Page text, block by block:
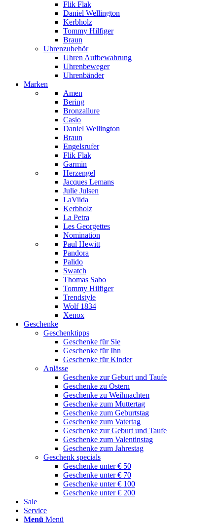
Flik Flak
Daniel Wellington
Kerbholz
Tommy Hilfiger
Braun
Uhrenzubehör
Uhren Aufbewahrung
Uhrenbeweger
Uhrenbänder
Marken
Amen
Bering
Bronzallure
Casio
Daniel Wellington
Braun
Engelsrufer
Flik Flak
Garmin
Herzengel
Jacques Lemans
Julie Julsen
LaViida
Kerbholz
La Petra
Les Georgettes
Nomination
Paul Hewitt
Pandora
Palido
Swatch
Thomas Sabo
Tommy Hilfiger
Trendstyle
Wolf 1834
Xenox
Geschenke
Geschenktipps
Geschenke für Sie
Geschenke für Ihn
Geschenke für Kinder
Anlässe
Geschenke zur Geburt und Taufe
Geschenke zu Ostern
Geschenke zu Weihnachten
Geschenke zum Muttertag
Geschenke zum Geburtstag
Geschenke zum Vatertag
Geschenke zur Geburt und Taufe
Geschenke zum Valentinstag
Geschenke zum Jahrestag
Geschenk specials
Geschenke unter € 50
Geschenke unter € 70
Geschenke unter € 100
Geschenke unter € 200
Sale
Service
Menü Menü